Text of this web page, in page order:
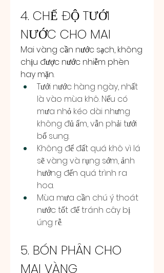
4. CHẾ ĐỘ TƯỚI
NƯỚC CHO MAI
Mai vàng cần nước sạch, không
chịu được nước nhiễm phèn
hay mặn.
Tưới nước hàng ngày, nhất
là vào mùa khô. Nếu có
mưa nhỏ kéo dài nhưng
không đủ ẩm, vẫn phải tưới
bổ sung.
Không để đất quá khô vì lá
sẽ vàng và rụng sớm, ảnh
hưởng đến quá trình ra
hoa.
Mùa mưa cần chú ý thoát
nước tốt để tránh cây bị
úng rễ.
5. BÓN PHÂN CHO
MAI VÀNG